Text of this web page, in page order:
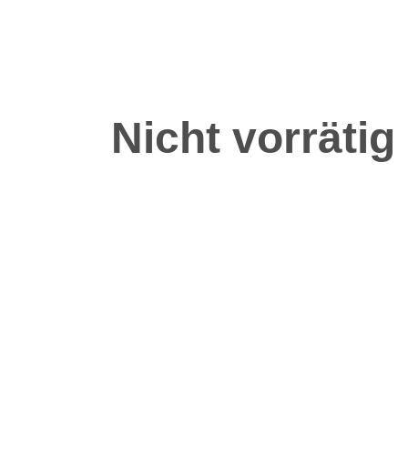
Nicht vorrätig